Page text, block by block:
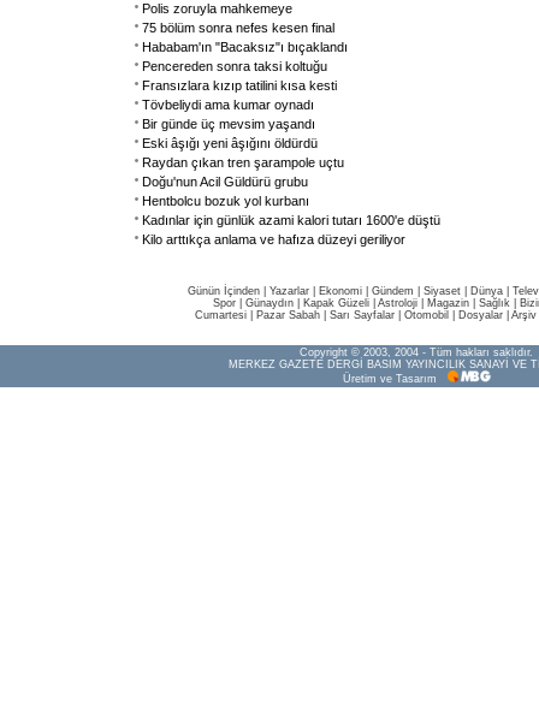
Polis zoruyla mahkemeye
75 bölüm sonra nefes kesen final
Hababam'ın "Bacaksız"ı bıçaklandı
Pencereden sonra taksi koltuğu
Fransızlara kızıp tatilini kısa kesti
Tövbeliydi ama kumar oynadı
Bir günde üç mevsim yaşandı
Eski âşığı yeni âşığını öldürdü
Raydan çıkan tren şarampole uçtu
Doğu'nun Acil Güldürü grubu
Hentbolcu bozuk yol kurbanı
Kadınlar için günlük azami kalori tutarı 1600'e düştü
Kilo arttıkça anlama ve hafıza düzeyi geriliyor
Günün İçinden Yazarlar Ekonomi Gündem Siyaset Dünya |
Spor
Günaydın Kapak Güzeli Astroloji Magazin Sağlık
Cumartesi
Pazar Sabah Sarı Sayfalar Otomobil Dosyalar Arşiv
Copyright © 2003, 2004 - Tüm hakları saklıdır.
MERKEZ GAZETE DERGİ BASIM YAYINCILIK SANAYİ VE
Üretim ve Tasarım